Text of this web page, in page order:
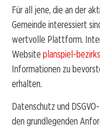
Für all jene, die an der
Gemeinde interessiert
wertvolle Plattform.
Website planspiel-
Informationen zu
erhalten.
Datenschutz und
den grundlegenden